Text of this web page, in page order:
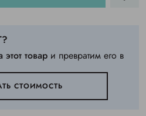
этот товар и превратим его в
СТОИМОСТЬ